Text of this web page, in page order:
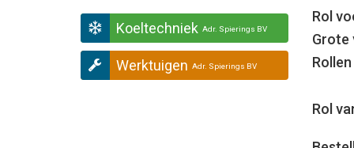
Koeltechniek Adr. Spierings BV
Werktuigen Adr. Spierings BV
Rol
Grote
Rol